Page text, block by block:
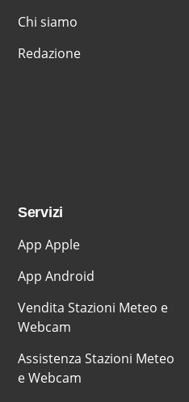
Chi siamo
Redazione
Servizi
App Apple
App Android
Vendita Stazioni Meteo e
Webcam
Assistenza Stazioni Meteo
e Webcam